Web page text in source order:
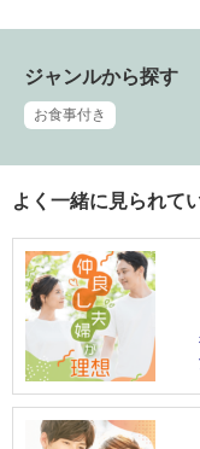
ジャンルから探す
お食事付き
よく一緒に見られて